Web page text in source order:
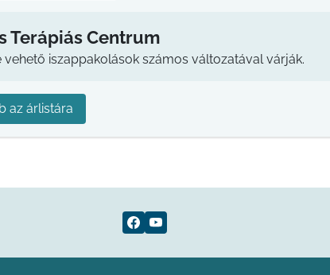
Terápiás Centrum
iszappakolások számos változatával várják.
az árlistára